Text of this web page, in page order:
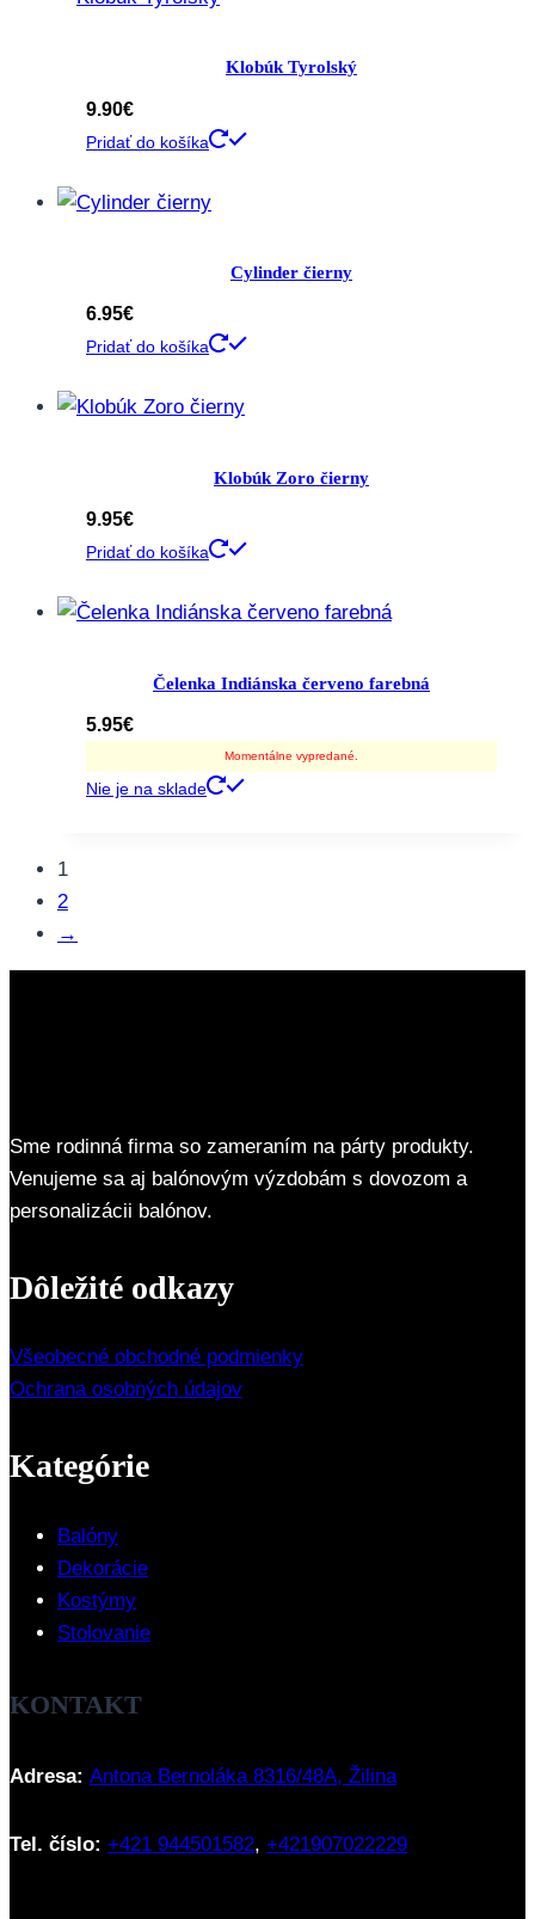
Klobúk Tyrolský
9.90€
Pridať do košíka
Cylinder čierny
6.95€
Pridať do košíka
Klobúk Zoro čierny
9.95€
Pridať do košíka
Čelenka Indiánska červeno farebná
5.95€
Momentálne vypredané.
Nie je na sklade
1
2
→
Sme rodinná firma so zameraním na párty produkty.
Venujeme sa aj balónovým výzdobám s dovozom a
personalizácii balónov.
Dôležité odkazy
Všeobecné obchodné podmienky
Ochrana osobných údajov
Kategórie
Balóny
Dekorácie
Kostýmy
Stolovanie
KONTAKT
Adresa: Antona Bernoláka 8316/48A, Žilina
Tel. číslo: +421 944501582, +421907022229